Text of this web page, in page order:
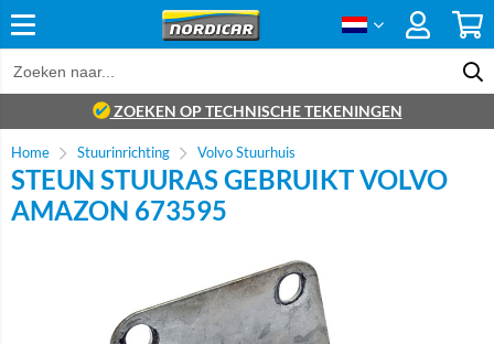
ZOEKEN OP TECHNISCHE TEKENINGEN
Home Stuurinrichting Volvo Stuurhuis
STEUN STUURAS GEBRUIKT VOLVO
AMAZON 673595